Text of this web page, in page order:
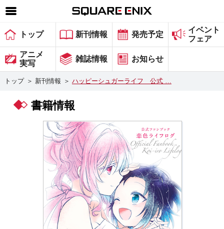
SQUARE ENIX 公式サイトメニュー
ゲーム
マガジン＆ブックス
グッズ
会社情報 採用情報
スクウェア・エニックス サイト内検索
トップ 新刊情報 発売予定
イベント
フェア
アニメ
実写
雑誌情報 お知らせ
トップ ＞ 新刊情報 ＞ ハッピーシュガーライフ 公式 …
書籍情報